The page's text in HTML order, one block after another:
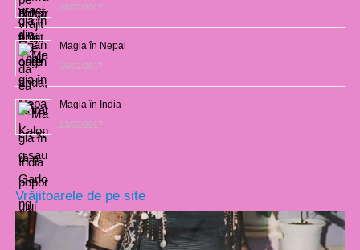
28/02/2017
Magia în Nepal
26/02/2017
Magia în India
23/02/2017
Vrăjitoarele de pe site